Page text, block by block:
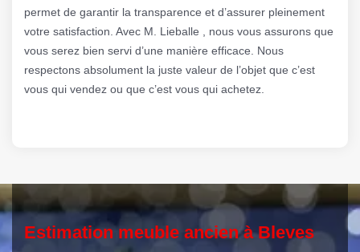
permet de garantir la transparence et d’assurer pleinement
votre satisfaction. Avec M. Lieballe , nous vous assurons que
vous serez bien servi d’une manière efficace. Nous
respectons absolument la juste valeur de l’objet que c’est
vous qui vendez ou que c’est vous qui achetez.
Estimation meuble ancien à Bleves